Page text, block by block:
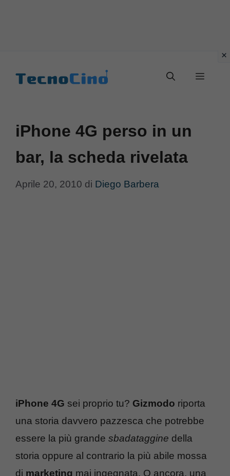
Menu
iPhone 4G perso in un
bar, la scheda rivelata
Aprile 20, 2010 di Diego Barbera
iPhone 4G sei proprio tu? Gizmodo riporta
una storia davvero pazzesca che potrebbe
essere la più grande sbadataggine della
storia oppure al contrario la più abile mossa
di marketing mai ingegnata. O ancora, una